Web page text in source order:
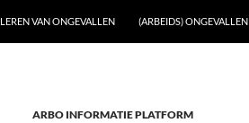
LEREN VAN ONGEVALLEN (ARBEIDS) ONGEVALLEN
ARBO INFORMATIE PLATFORM